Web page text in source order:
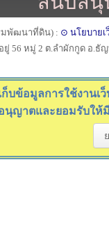
มพัฒนาที่ดิน) : ⊙ นโยบายเ
56 หมู่ 2 ต.ลำผักกูด อ.ธั
ข้อมูลการใช้งานเ
อนุญาตและยอมรับ